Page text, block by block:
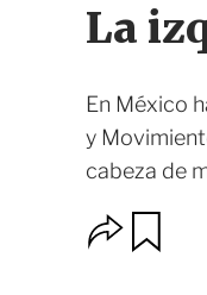
La
En México
y
cabeza de
O
p